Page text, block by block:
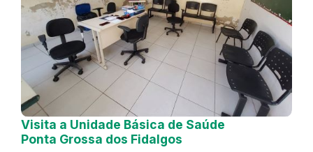
Visita a Unidade Básica de Saúde
Ponta Grossa dos Fidalgos